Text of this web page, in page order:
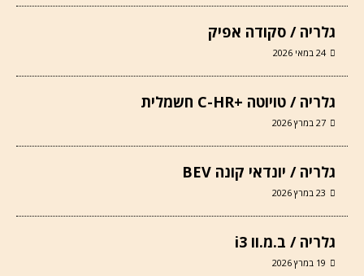
גלריה / סקודה אפיק
24 במאי 2026
גלריה / טויוטה +C-HR חשמלית
27 במרץ 2026
גלריה / יונדאי קונה BEV
23 במרץ 2026
גלריה / ב.מ.וו i3
19 במרץ 2026